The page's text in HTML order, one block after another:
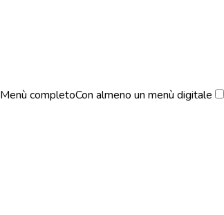
Menù completoCon almeno un menù digitale